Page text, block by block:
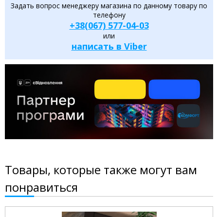
Задать вопрос менеджеру магазина по данному товару по
телефону
+38(067) 577-04-03
или
написать в Viber
Товары, которые также могут вам
понравиться